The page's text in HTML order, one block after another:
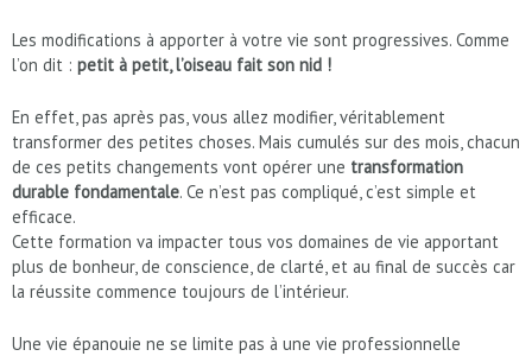
Les modifications à apporter à votre vie sont progressives. Comme
l’on dit : petit à petit, l’oiseau fait son nid !
En effet, pas après pas, vous allez modifier, véritablement
transformer des petites choses. Mais cumulés sur des mois, chacun
de ces petits changements vont opérer une transformation
durable fondamentale. Ce n’est pas compliqué, c’est simple et
efficace.
Cette formation va impacter tous vos domaines de vie apportant
plus de bonheur, de conscience, de clarté, et au final de succès car
la réussite commence toujours de l’intérieur.
Une vie épanouie ne se limite pas à une vie professionnelle